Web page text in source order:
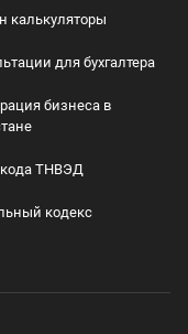
калькуляторы
для бухгалтера
бизнеса в
ТНВЭД
кодекс